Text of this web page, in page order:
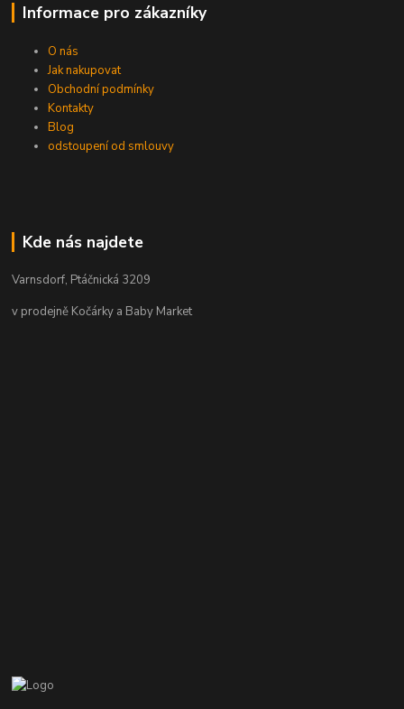
Informace pro zákazníky
O nás
Jak nakupovat
Obchodní podmínky
Kontakty
Blog
odstoupení od smlouvy
Kde nás najdete
Varnsdorf, Ptáčnická 3209
v prodejně Kočárky a Baby Market